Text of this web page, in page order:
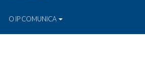
O IP COMUNICA